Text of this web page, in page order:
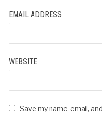
EMAIL ADDRESS
WEBSITE
Save my name, email,